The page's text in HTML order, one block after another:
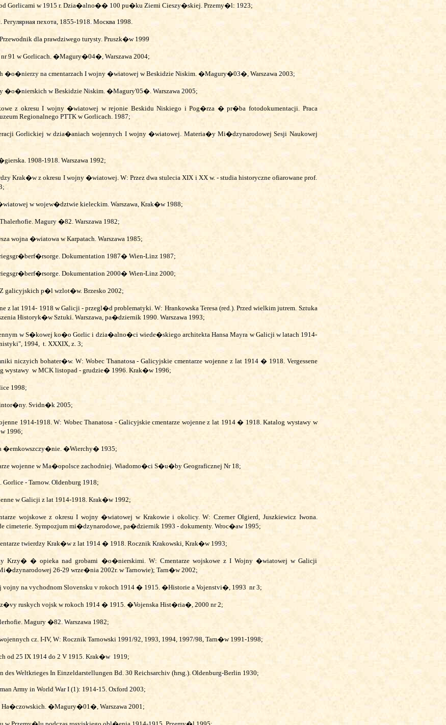
Gorlicami w 1915 r. Dzia�alno�� 100 pu�ku Ziemi Cieszy�skiej. Przemy�l: 1923;
. Регулярная пехота, 1855-1918. Москва 1998.
dla prawdziwego turysty. Pruszk�w 1999
91 w Gorlicach. �Magury�04�, Warszawa 2004;
na cmentarzach I wojny �wiatowej w Beskidzie Niskim. �Magury�03�, Warszawa 2003;
�o�nierskich w Beskidzie Niskim. �Magury'05�. Warszawa 2005;
z okresu I wojny �wiatowej w rejonie Beskidu Niskiego i Pog�rza � pr�ba fotodokumentacji. Praca
Regionalnego PTTK w Gorlicach. 1987;
Gorlickiej w dzia�aniach wojennych I wojny �wiatowej. Materia�y Mi�dzynarodowej Sesji Naukowej
1908-1918. Warszawa 1992;
Krak�w z okresu I wojny �wiatowej. W: Przez dwa stulecia XIX i XX w. - studia historyczne ofiarowane prof.
w wojew�dztwie kieleckim. Warszawa, Krak�w 1988;
Magury �82. Warszawa 1982;
wojna �wiatowa w Karpatach. Warszawa 1985;
Dokumentation 1987� Wien-Linz 1987;
Dokumentation 2000� Wien-Linz 2000;
Z galicyjskich p�l wzlot�w. Brzesko 2002;
z lat 1914- 1918 w Galicji - przegl�d problematyki. W: Hrankowska Teresa (red.). Przed wielkim jutrem. Sztuka
Historyk�w Sztuki. Warszawa, pa�dziernik 1990. Warszawa 1993;
w S�kowej ko�o Gorlic i dzia�alno�ci wiede�skiego architekta Hansa Mayra w Galicji w latach 1914-
1994, t. XXXIX, z. 3;
niczyich bohater�w. W: Wobec Thanatosa - Galicyjskie cmentarze wojenne z lat 1914 � 1918. Vergessene
wystawy w MCK listopad - grudzie� 1996. Krak�w 1996;
1998;
Svidn�k 2005;
1914-1918. W: Wobec Thanatosa - Galicyjskie cmentarze wojenne z lat 1914 � 1918. Katalog wystawy w
1996;
�emkowszczy�nie. �Wierchy� 1935;
wojenne w Ma�opolsce zachodniej. Wiadomo�ci S�u�by Geograficznej Nr 18;
- Tarnow. Oldenburg 1918;
w Galicji z lat 1914-1918. Krak�w 1992;
wojskowe z okresu I wojny �wiatowej w Krakowie i okolicy. W: Czerner Olgierd, Juszkiewicz Iwona.
cimeterie. Sympozjum mi�dzynarodowe, pa�dziernik 1993 - dokumenty. Wroc�aw 1995;
twierdzy Krak�w z lat 1914 � 1918. Rocznik Krakowski, Krak�w 1993;
Krzy� � opieka nad grobami �o�nierskimi. W: Cmentarze wojskowe z I Wojny �wiatowej w Galicji
26-29 wrze�nia 2002r. w Tarnowie); Tarn�w 2002;
vojny na vychodnom Slovensku v rokoch 1914 � 1915. �Historie a Vojenstvi�, 1993 nr 3;
ruskych vojsk w rokoch 1914 � 1915. �Vojenska Hist�ria�, 2000 nr 2;
Magury �82. Warszawa 1982;
cz. I-IV, W: Rocznik Tarnowski 1991/92, 1993, 1994, 1997/98, Tarn�w 1991-1998;
od 25 IX 1914 do 2 V 1915. Krak�w 1919;
des Weltkrieges In Einzeldarstellungen Bd. 30 Reichsarchiv (hrsg.). Oldenburg-Berlin 1930;
Army in World War I (1): 1914-15. Oxford 2003;
Ha�czowskich. �Magury�01�, Warszawa 2001;